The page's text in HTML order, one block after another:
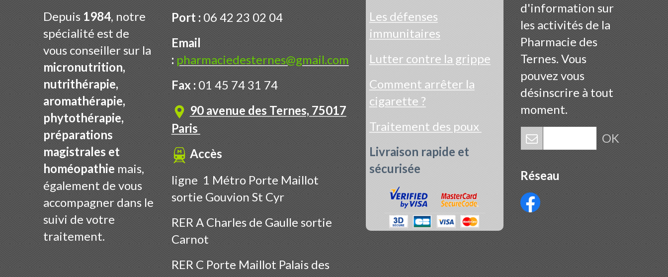
Depuis 1984, notre
spécialité est de
vous conseiller sur la
micronutrition,
nutrithérapie,
aromathérapie,
phytothérapie,
préparations
magistrales et
homéopathie mais,
également de vous
accompagner dans le
suivi de votre
traitement.
Port : 06 42 23 02 04
Email
: pharmaciedesternes@gmail.com
Fax : 01 45 74 31 74
90 avenue des Ternes, 75017
Paris
Accès
ligne 1 Métro Porte Maillot
sortie Gouvion St Cyr
RER A Charles de Gaulle sortie
Carnot
RER C Porte Maillot Palais des
Les défenses
immunitaires
Lutter contre la grippe
Comment arrêter la
cigarette ?
Traitement des poux
Livraison rapide et
sécurisée
d'information sur
les activités de la
Pharmacie des
Ternes. Vous
pouvez vous
désinscrire à tout
moment.
OK
Réseau